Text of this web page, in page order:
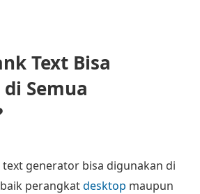
Text Bisa
Semua
text generator bisa digunakan di
perangkatdesktop maupun